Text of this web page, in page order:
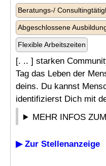
Beratungs-/
Abgeschlossene
Flexible Arbeitszeiten
[. .. ] starken
Tag das Leben der
deins. Du kannst
identifizierst Dich mit
MEHR INFOS
▶ Zur Stellenanzeige